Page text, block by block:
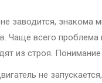
заводится,
Чаще всего
из строя.
не